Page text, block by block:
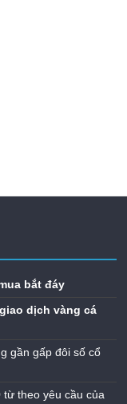
bắt đáy
dịch vàng cá
gần gấp đôi số cổ
theo yêu cầu của